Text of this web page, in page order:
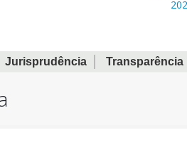
Jurisprudência Transparência